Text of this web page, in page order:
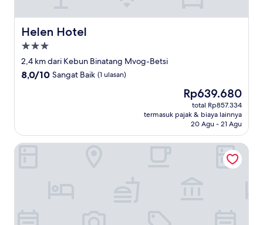
Helen Hotel
Helen Hotel
Properti
bintang
3.0
2,4 km dari Kebun Binatang Mvog-Betsi
8.0
ulasan)
8,0/10 Sangat Baik (1 ulasan)
Harga
sekarang
Rp639.680
Rp639.680
total Rp857.334
termasuk pajak & biaya lainnya
20 Agu - 21 Agu
Le Best Hotel